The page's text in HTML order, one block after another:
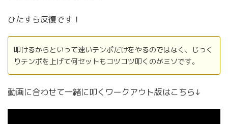
ひたすら反復です！
叩けるからといって速いテンポだけをやるのではなく、じっく
りテンポを上げて何セットもコツコツ叩くのがミソです。
動画に合わせて一緒に叩くワークアウト版はこちら↓